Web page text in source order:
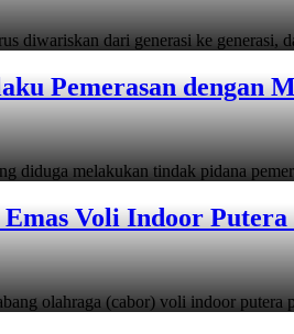
diwariskan dari generasi ke generasi,
Pemerasan dengan
diduga melakukan tindak pidana
Voli Indoor
olahraga (cabor) voli indoor putera